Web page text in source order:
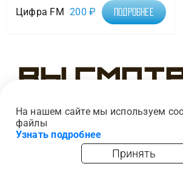
Цифра FM 200₽ Подробнее
Вы
На нашем сайте мы используем
файлы
Узнать подробнее
Принять